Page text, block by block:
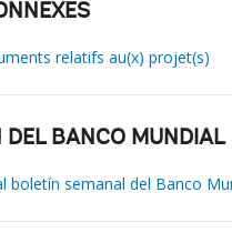
relatifs au(x) projet(s)
DEL BANCO MUNDIAL
boletín semanal del Banco